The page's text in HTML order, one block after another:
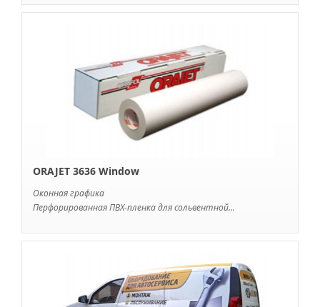
ORAJET 3636 Window
Оконная графика
Перфорированная ПВХ-пленка для сольвентной...